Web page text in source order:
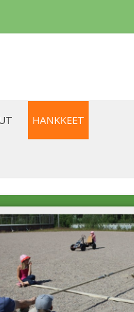
KOLMIO
YLÄKERRAN
HANKKEET
LIKILIIKUNTA -HANKE
LÄMPÖHANKE
VESISTÖHANKE